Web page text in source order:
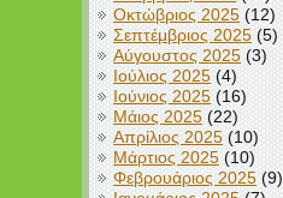
Οκτώβριος 2025 (12)
Σεπτέμβριος 2025 (5)
Αύγουστος 2025 (3)
Ιούλιος 2025 (4)
Ιούνιος 2025 (16)
Μάιος 2025 (22)
Απρίλιος 2025 (10)
Μάρτιος 2025 (10)
Φεβρουάριος 2025 (9)